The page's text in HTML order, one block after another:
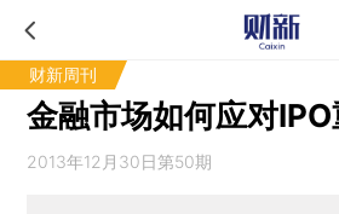
财新周刊
金融市场如何应对IPO
2013年12月30日第50期